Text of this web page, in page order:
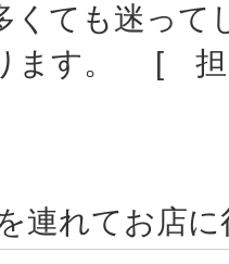
くても迷って
ります。 [
連れてお店